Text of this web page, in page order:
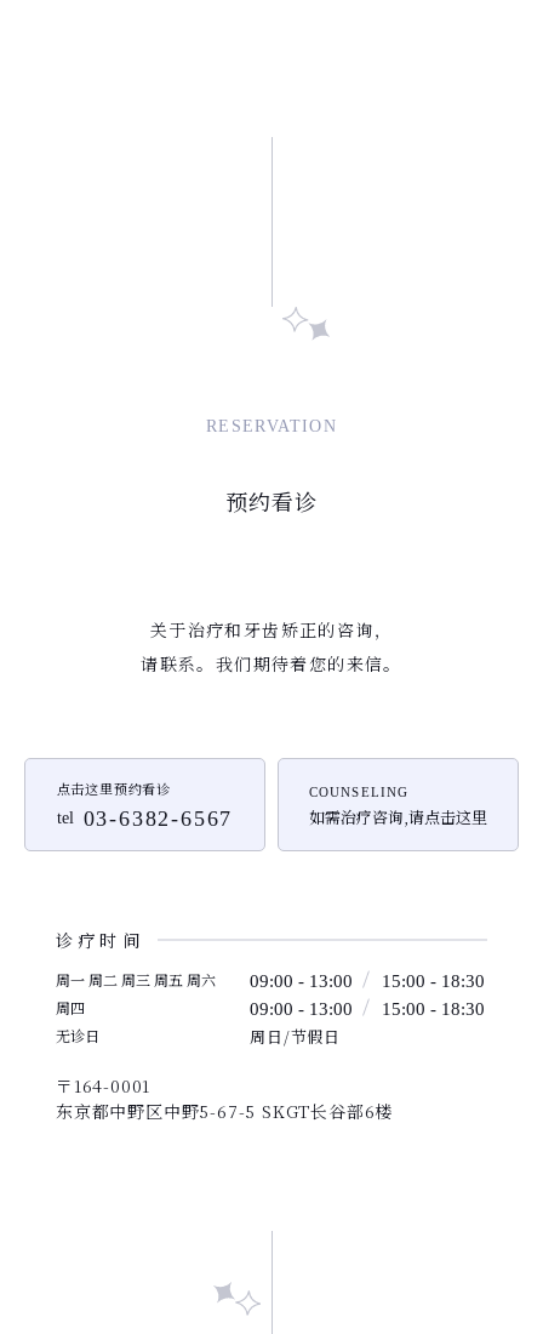
RESERVATION
预约看诊
关于治疗和牙齿矫正的咨询，
请联系。我们期待着您的来信。
点击这里预约看诊
tel 03-6382-6567
COUNSELING
如需治疗咨询,请点击这里
诊疗时间
周一 周二 周三 周五 周六 09:00 - 13:00 15:00 - 18:30
周四 09:00 - 13:00 15:00 - 18:30
无诊日 周日/节假日
〒164-0001
东京都中野区中野5-67-5 SKGT长谷部6楼